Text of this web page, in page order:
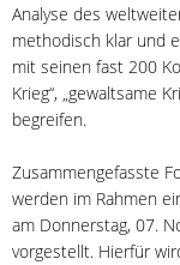
Analyse des
methodisch klar und
mit seinen fast 200
Krieg“, „gewaltsame
begreifen.
Zusammengefasste
werden im Rahmen
am Donnerstag, 07.
vorgestellt. Hierfür